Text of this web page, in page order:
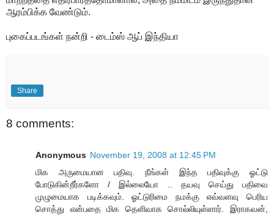
ஆரம்பிக்க வேண்டும்.
புகைப்படங்கள் நன்றி - டைம்ஸ் ஆப் இந்தியா
Share
8 comments:
Anonymous November 19, 2008 at 12:45 PM
மிக அருமையான பதிவு. நீங்கள் இந்த பதிவுக்கு ஓட்டு
போடுகின்றீர்களோ / இல்லையோ .. தயவு செய்து பதிவை
முழுமையாக படிக்கவும். ஓட்டுரிமை நமக்கு எவ்வளவு பெரிய
சொத்து என்பதை மிக தெளிவாக சொல்லியுள்ளார். இராகவன்,